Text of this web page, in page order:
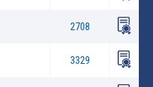
2708
3329